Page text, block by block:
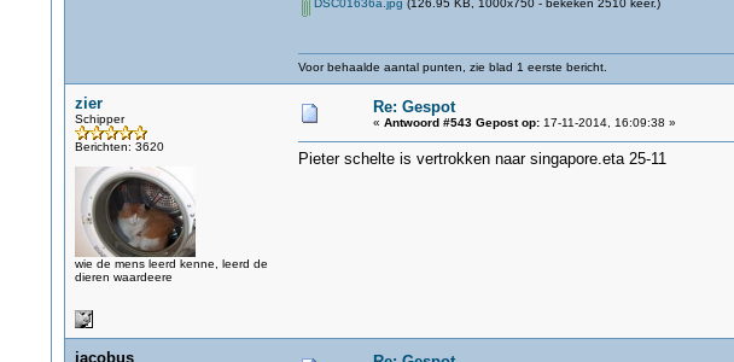
DSC01636a.jpg (126.95 KB, 1000x750 - bekeken 2510 keer.)
Voor behaalde aantal punten, zie blad 1 eerste bericht.
zier
Schipper
Berichten: 3620
wie de mens leerd kenne, leerd de
dieren waardeere
Re: Gespot
« Antwoord #543 Gepost op:17-11-2014, 16:09:38 »
Pieter schelte is vertrokken naar singapore.eta 25-11
jacobus